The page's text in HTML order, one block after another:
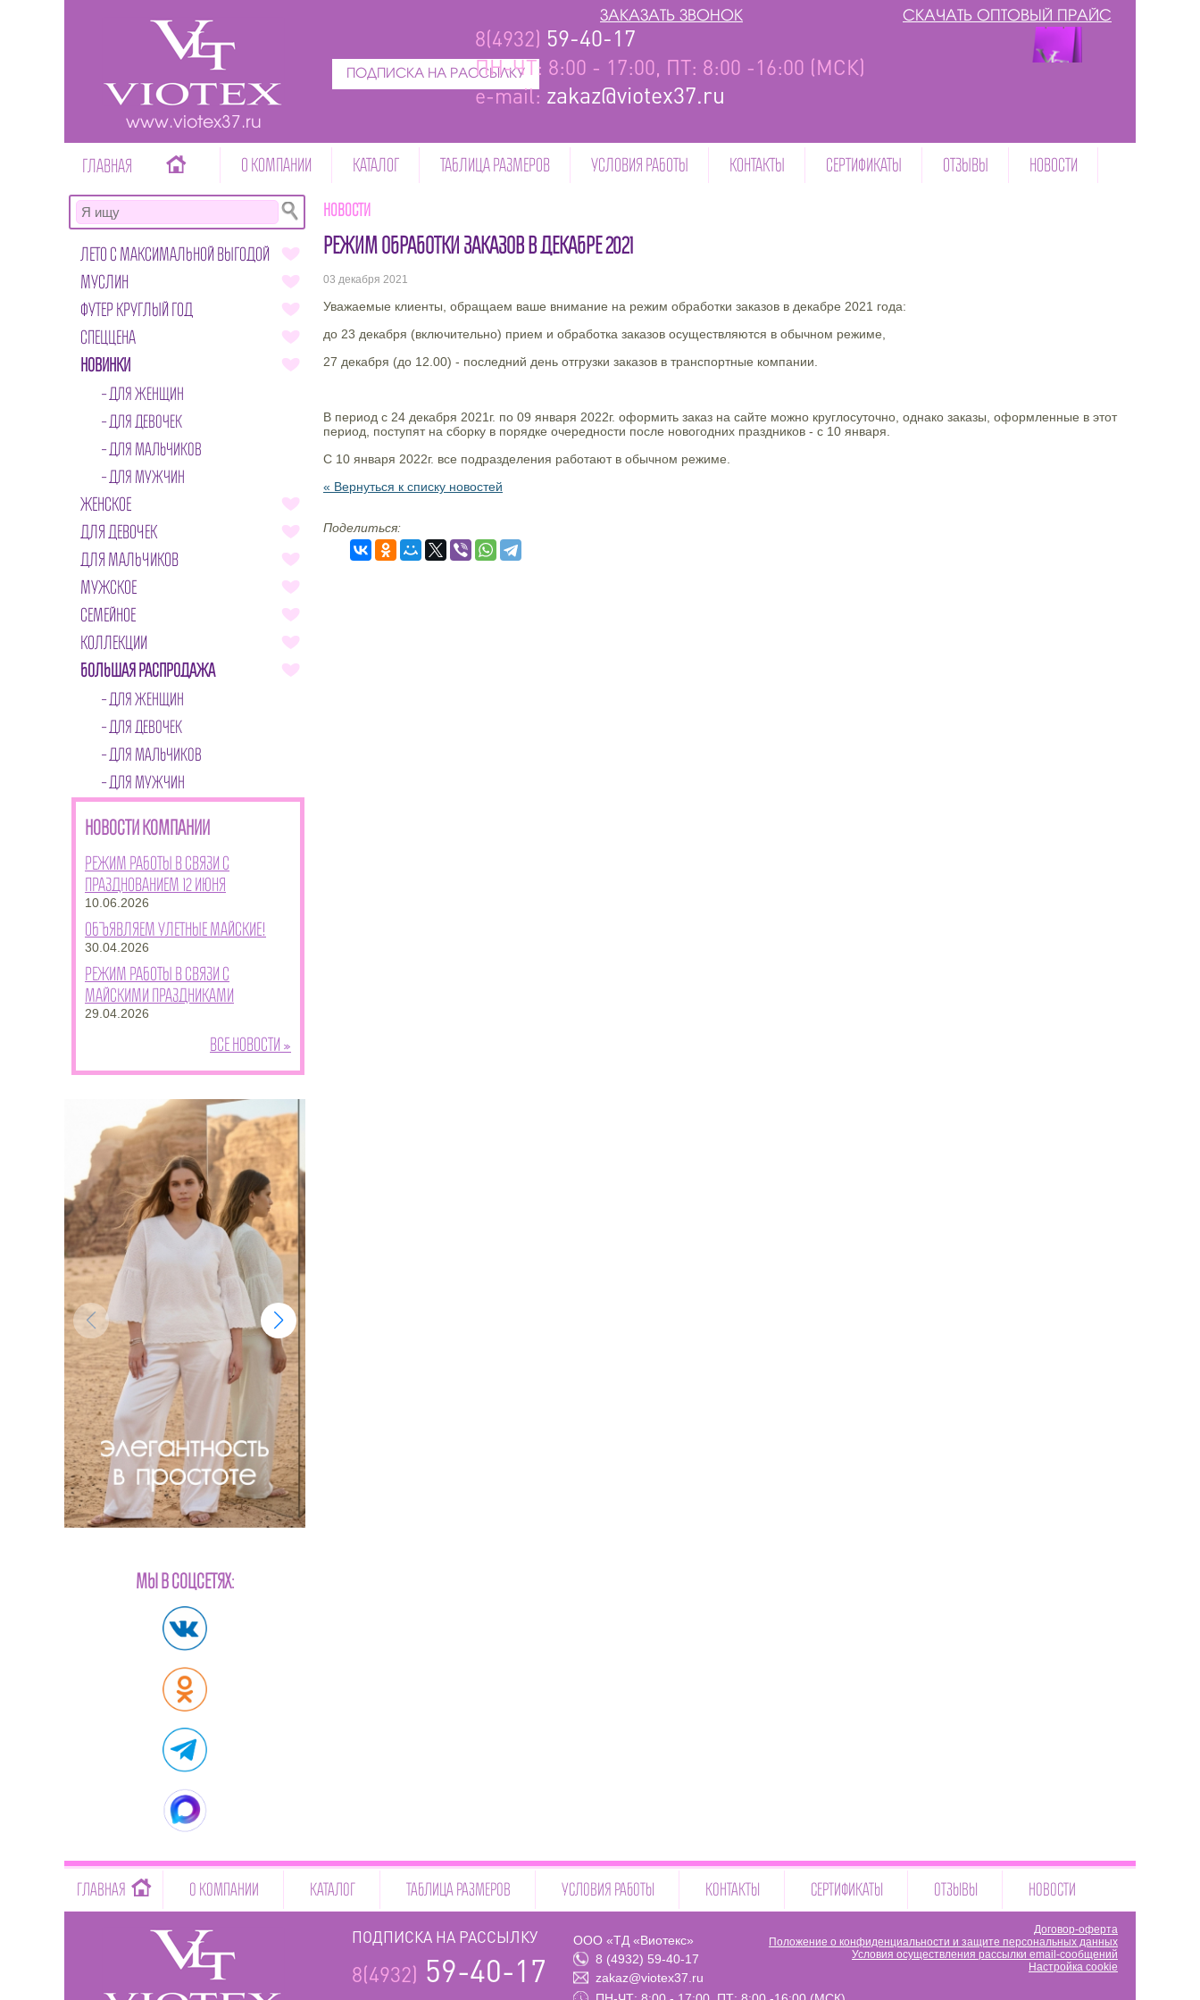
www.viotex37.ru
ПОДПИСКА НА РАССЫЛКУ
8(4932) 59-40-17
ПН-ЧТ: 8:00 - 17:00, ПТ: 8:00 -16:00 (МСК)
e-mail: zakaz@viotex37.ru
СКАЧАТЬ ОПТОВЫЙ ПРАЙС
ЗАКАЗАТЬ ЗВОНОК
ГЛАВНАЯ О КОМПАНИИ КАТАЛОГ ТАБЛИЦА РАЗМЕРОВ УСЛОВИЯ РАБОТЫ КОНТАКТЫ СЕРТИФИКАТЫ ОТЗЫВЫ НОВОСТИ
ЛЕТО С МАКСИМАЛЬНОЙ ВЫГОДОЙ
МУСЛИН
ФУТЕР КРУГЛЫЙ ГОД
СПЕЦЦЕНА
НОВИНКИ
ДЛЯ ЖЕНЩИН
ДЛЯ ДЕВОЧЕК
ДЛЯ МАЛЬЧИКОВ
ДЛЯ МУЖЧИН
ЖЕНСКОЕ
ДЛЯ ДЕВОЧЕК
ДЛЯ МАЛЬЧИКОВ
МУЖСКОЕ
СЕМЕЙНОЕ
КОЛЛЕКЦИИ
БОЛЬШАЯ РАСПРОДАЖА
ДЛЯ ЖЕНЩИН
ДЛЯ ДЕВОЧЕК
ДЛЯ МАЛЬЧИКОВ
ДЛЯ МУЖЧИН
НОВОСТИ КОМПАНИИ
Режим работы в связи с
празднованием 12 июня
10.06.2026
Объявляем улетные майские!
30.04.2026
Режим работы в связи с
майскими праздниками
29.04.2026
Все новости »
МЫ В СОЦСЕТЯХ:
Новости
РЕЖИМ ОБРАБОТКИ ЗАКАЗОВ В ДЕКАБРЕ 2021
03 декабря 2021
Уважаемые клиенты, обращаем ваше внимание на режим обработки заказов в декабре 2021 года:
до 23 декабря (включительно) прием и обработка заказов осуществляются в обычном режиме,
27 декабря (до 12.00) - последний день отгрузки заказов в транспортные компании.
В период с 24 декабря 2021г. по 09 января 2022г. оформить заказ на сайте можно круглосуточно, однако заказы, оформленные в этот
период, поступят на сборку в порядке очередности после новогодних праздников - с 10 января.
С 10 января 2022г. все подразделения работают в обычном режиме.
« Вернуться к списку новостей
Поделиться:
ГЛАВНАЯ О КОМПАНИИ КАТАЛОГ ТАБЛИЦА РАЗМЕРОВ УСЛОВИЯ РАБОТЫ КОНТАКТЫ СЕРТИФИКАТЫ ОТЗЫВЫ НОВОСТИ
ПОДПИСКА НА РАССЫЛКУ
8(4932) 59-40-17
ООО «ТД «Виотекс»
8 (4932) 59-40-17
zakaz@viotex37.ru
Договор-оферта
Положение о конфиденциальности и защите персональных данных
Условия осуществления рассылки email-сообщений
Настройка cookie
-->